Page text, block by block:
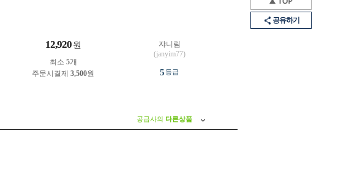
공유하기
12,920 원
최소 5개
주문시결제 3,500원
쟈니림
(janyim77)
5등급
공급사의 다른상품